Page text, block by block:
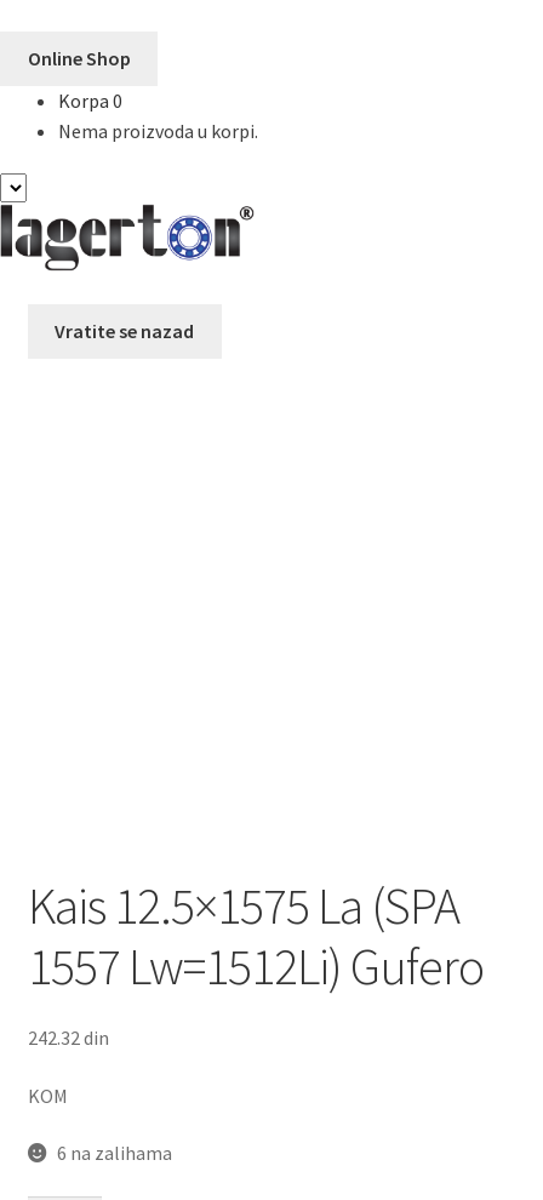
Online Shop
Korpa 0
Nema proizvoda u korpi.
Vratite se nazad
Kais 12.5×1575 La (SPA
1557 Lw=1512Li) Gufero
242.32din
KOM
6 na zalihama